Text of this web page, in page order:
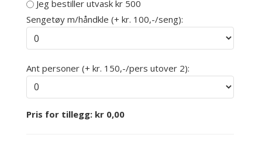
Jeg bestiller utvask kr 500
Sengetøy m/håndkle (+ kr. 100,-/seng):
Ant personer (+ kr. 150,-/pers utover 2):
Pris for tillegg: kr0,00